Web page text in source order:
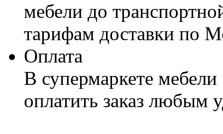
мебели до
тарифам доставки по
Оплата
В супермаркете
оплатить заказ любым